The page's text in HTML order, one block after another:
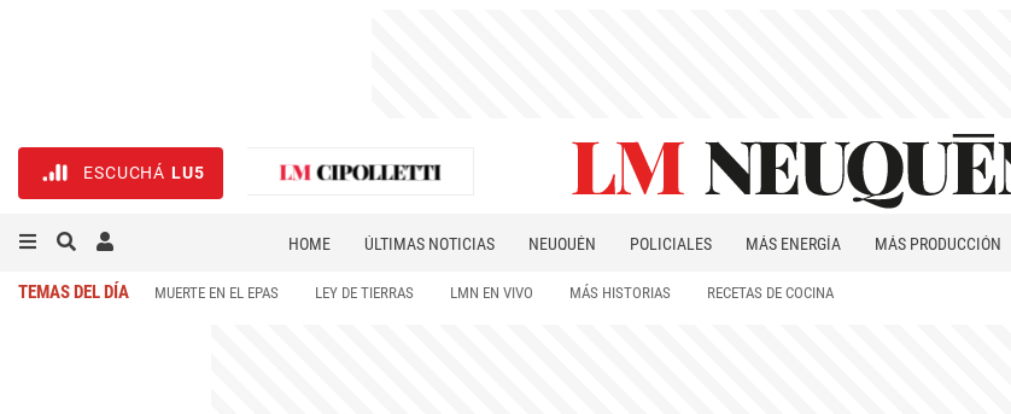
ESCUCHÁ LU5
HOME ÚLTIMAS NOTICIAS NEUQUÉN POLICIALES MÁS ENERGÍA MÁS PRODUCCIÓN
TEMAS DEL DÍA MUERTE EN EL EPAS LEY DE TIERRAS LMN EN VIVO MÁS HISTORIAS RECETAS DE COCINA